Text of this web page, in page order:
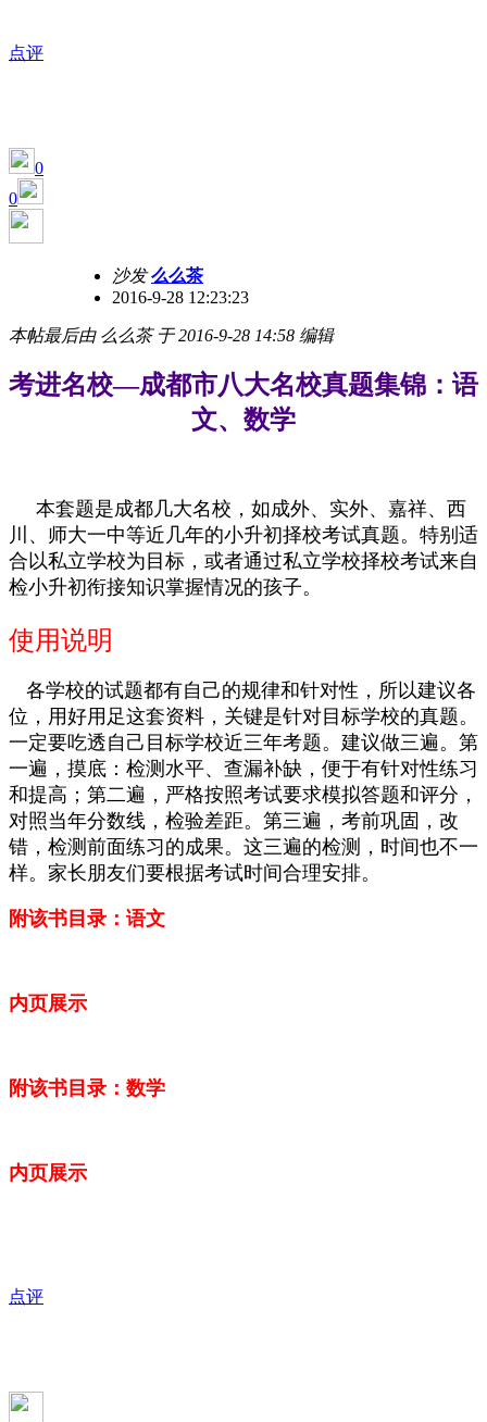
点评
0
0
沙发 么么茶
2016-9-28 12:23:23
本帖最后由 么么茶 于 2016-9-28 14:58 编辑
考进名校—成都市八大名校真题集锦：语
文、数学
本套题是成都几大名校，如成外、实外、嘉祥、西
川、师大一中等近几年的小升初择校考试真题。特别适
合以私立学校为目标，或者通过私立学校择校考试来自
检小升初衔接知识掌握情况的孩子。
使用说明
各学校的试题都有自己的规律和针对性，所以建议各
位，用好用足这套资料，关键是针对目标学校的真题。
一定要吃透自己目标学校近三年考题。建议做三遍。第
一遍，摸底：检测水平、查漏补缺，便于有针对性练习
和提高；第二遍，严格按照考试要求模拟答题和评分，
对照当年分数线，检验差距。第三遍，考前巩固，改
错，检测前面练习的成果。这三遍的检测，时间也不一
样。家长朋友们要根据考试时间合理安排。
附该书目录：语文
内页展示
附该书目录：数学
内页展示
点评